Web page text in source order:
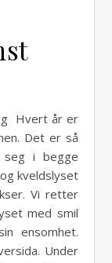
Det er så
i begge
kveldslyset
Vi retter
med smil
ensomhet.
Under